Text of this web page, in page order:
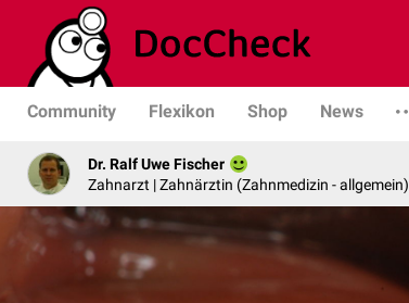
Community Flexikon Shop News
Dr. Ralf Uwe Fischer
Zahnarzt | Zahnärztin (Zahnmedizin - allgemein)